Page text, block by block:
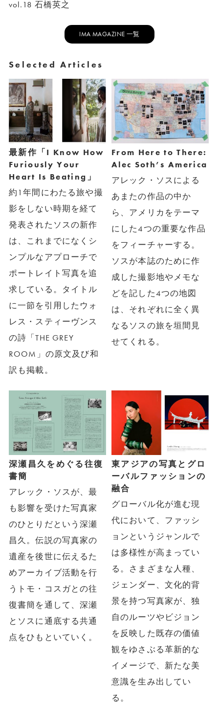
vol.18 石橋英之
IMA MAGAZINE 一覧
Selected Articles
最新作「I Know How
Furiously Your
Heart Is Beating」
約1年間にわたる旅や撮
影をしない時期を経て
発表されたソスの新作
は、これまでになくシ
ンプルなアプローチで
ポートレイト写真を追
求している。タイトル
に一節を引用したウォ
レス・スティーヴンス
の詩「THE GREY
ROOM」の原文及び和
訳も掲載。
From Here to There:
Alec Soth’s America
アレック・ソスによる
あまたの作品の中か
ら、アメリカをテーマ
にした4つの重要な作品
をフィーチャーする。
ソスが本誌のために作
成した撮影地やメモな
どを記した4つの地図
は、それぞれに全く異
なるソスの旅を垣間見
せてくれる。
深瀬昌久をめぐる往復
書簡
アレック・ソスが、最
も影響を受けた写真家
のひとりだという深瀬
昌久。伝説の写真家の
遺産を後世に伝えるた
めアーカイブ活動を行
うトモ・コスガとの往
復書簡を通して、深瀬
とソスに通底する共通
点をひもといていく。
東アジアの写真とグロ
ーバルファッションの
融合
グローバル化が進む現
代において、ファッシ
ョンというジャンルで
は多様性が高まってい
る。さまざまな人種、
ジェンダー、文化的背
景を持つ写真家が、独
自のルーツやビジョン
を反映した既存の価値
観をゆさぶる革新的な
イメージで、新たな美
意識を生み出してい
る。